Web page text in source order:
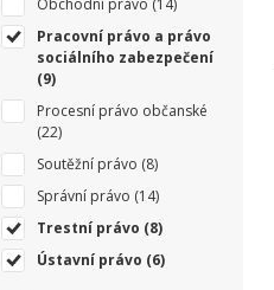
Obchodní právo (14)
Pracovní právo a právo
sociálního zabezpečení
(9)
Procesní právo občanské
(22)
Soutěžní právo (8)
Správní právo (14)
Trestní právo (8)
Ústavní právo (6)